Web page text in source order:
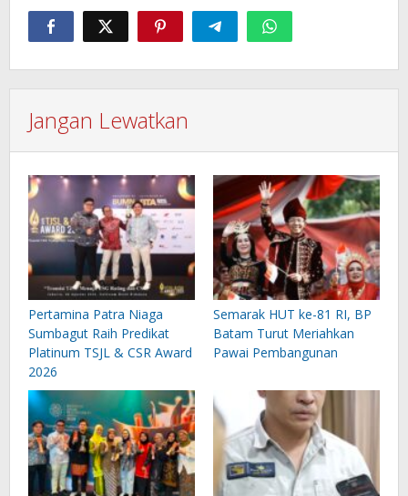
Jangan Lewatkan
Pertamina Patra Niaga
Sumbagut Raih Predikat
Platinum TSJL & CSR Award
2026
Semarak HUT ke-81 RI, BP
Batam Turut Meriahkan
Pawai Pembangunan